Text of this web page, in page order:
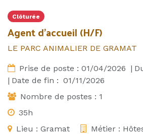
Clôturée
Agent d'accueil (H/F)
LE PARC ANIMALIER DE GRAMAT
Prise de poste : 01/04/2026 |
| Date de fin : 01/11/2026
Nombre de postes : 1
35h
Lieu : Gramat Métier :